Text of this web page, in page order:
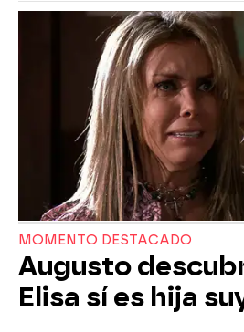
MOMENTO DESTACADO
Augusto
Elisa sí es hija